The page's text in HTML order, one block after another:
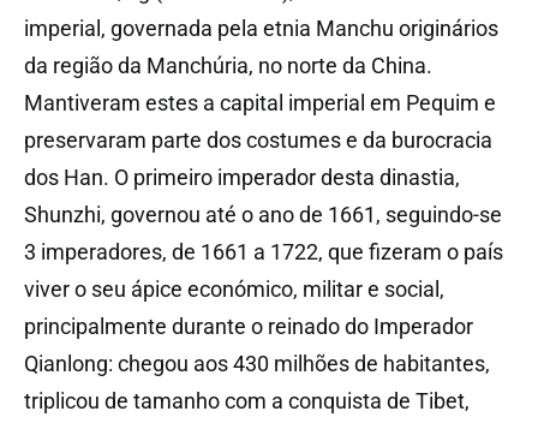
imperial, governada pela etnia Manchu originários
da região da Manchúria, no norte da China.
Mantiveram estes a capital imperial em Pequim e
preservaram parte dos costumes e da burocracia
dos Han. O primeiro imperador desta dinastia,
Shunzhi, governou até o ano de 1661, seguindo-se
3 imperadores, de 1661 a 1722, que fizeram o país
viver o seu ápice económico, militar e social,
principalmente durante o reinado do Imperador
Qianlong: chegou aos 430 milhões de habitantes,
triplicou de tamanho com a conquista de Tibet,